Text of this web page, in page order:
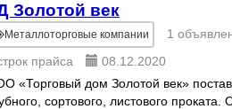
Золотой век
Металлоторговые компании
1
прайса
08.12.2020
«Торговый дом Золотой век»
сортового, листового